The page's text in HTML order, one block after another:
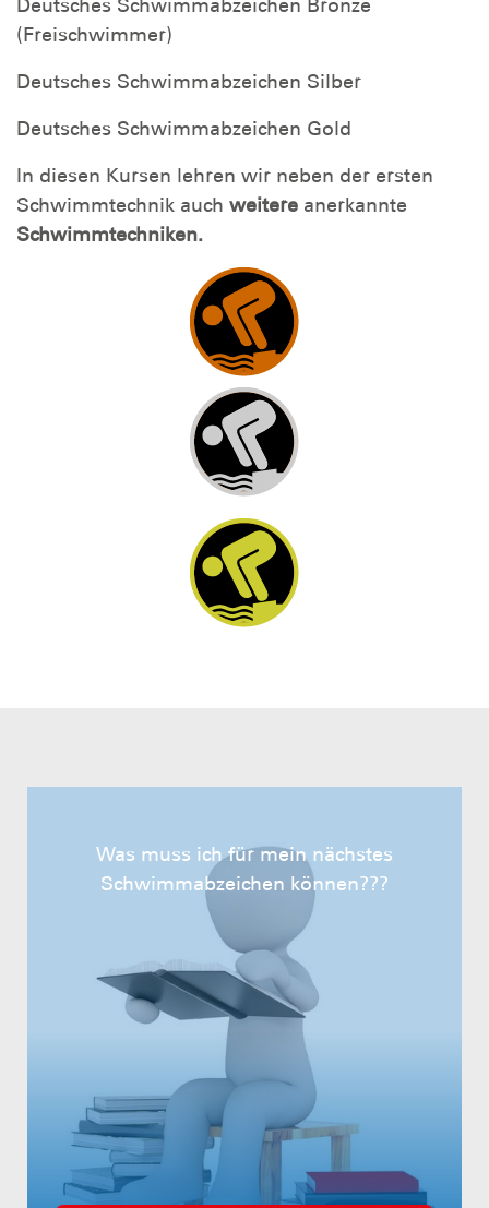
Deutsches Schwimmabzeichen Bronze
(Freischwimmer)
Deutsches Schwimmabzeichen Silber
Deutsches Schwimmabzeichen Gold
In diesen Kursen lehren wir neben der ersten
Schwimmtechnik auch weitere anerkannte
Schwimmtechniken.
Was muss ich für mein nächstes
Schwimmabzeichen können???